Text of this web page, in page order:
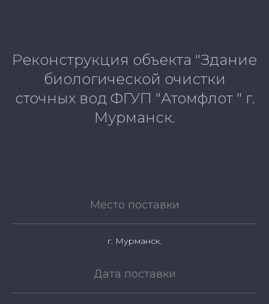
Реконструкция объекта "Здание
биологической очистки
сточных вод ФГУП "Атомфлот " г.
Мурманск.
Место поставки
г. Мурманск.
Дата поставки